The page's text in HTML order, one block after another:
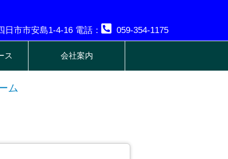
日市市安島1-4-16 電話： 059-354-1175
ス 会社案内
ム